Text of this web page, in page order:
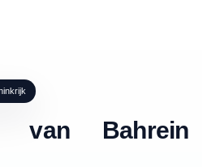
van Bahrein